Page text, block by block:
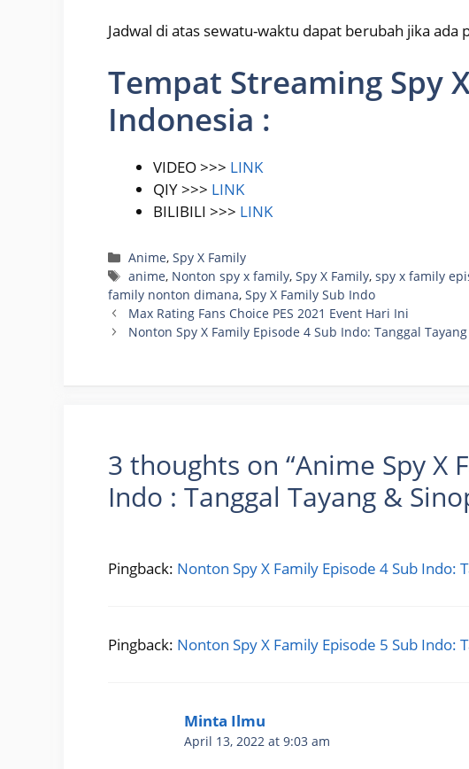
Jadwal di atas sewatu-waktu dapat berubah jika
Tempat Streaming Spy
Indonesia :
VIDEO >>> LINK
QIY >>> LINK
BILIBILI >>> LINK
Categories
Anime,Spy X Family
Tags
anime, Nonton spy x family,Spy X Family,spy x family
family nonton dimana, Spy X Family Sub Indo
Max Rating Fans Choice PES 2021 Event Hari Ini
Nonton Spy X Family Episode 4 Sub Indo: Tanggal
3 thoughts on “Anime Spy X
Indo : Tanggal Tayang &
Pingback: Nonton Spy X Family Episode 4 Sub Indo:
Pingback: Nonton Spy X Family Episode 5 Sub Indo:
Minta Ilmu
April 13, 2022 at 9:03 am